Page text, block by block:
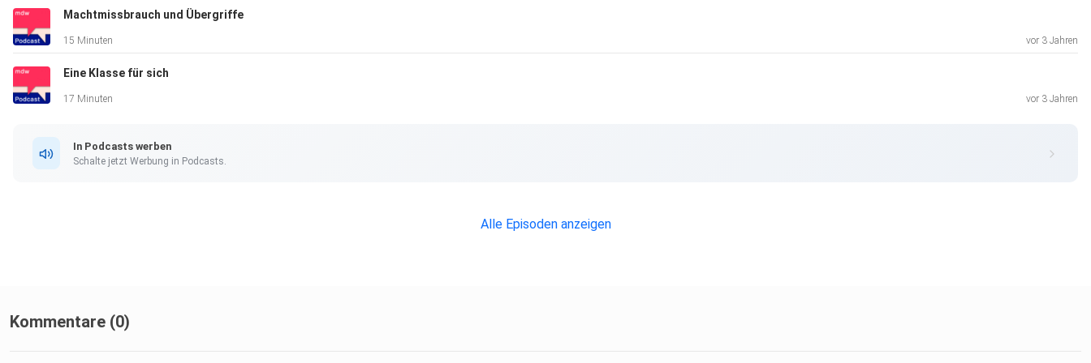
Machtmissbrauch und Übergriffe
15 Minuten vor 3 Jahren
Eine Klasse für sich
17 Minuten vor 3 Jahren
In Podcasts werben
Schalte jetzt Werbung in Podcasts.
Alle Episoden anzeigen
Kommentare (0)